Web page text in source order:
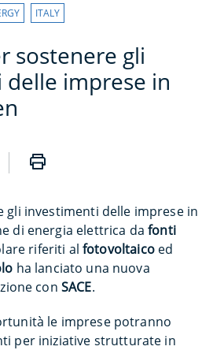
ITALY
sostenere gli
imprese in
gli investimenti delle imprese in
di energia elettrica dafonti
riferiti alfotovoltaicoed
ha lanciato una nuova
con SACE.
le imprese potranno
per iniziative strutturate in